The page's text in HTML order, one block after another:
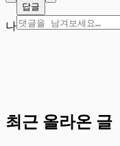
답글
나
최근 올라온 글